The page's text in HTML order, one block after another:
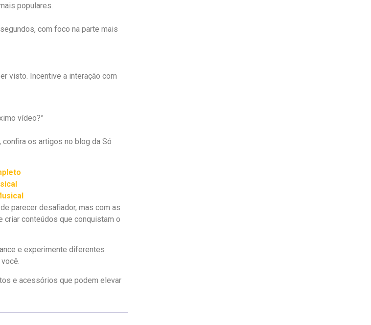
populares.
com foco na parte mais
visto. Incentive a interação com
vídeo?”
os artigos no blog da Só
parecer desafiador, mas com as
criar conteúdos que conquistam o
e experimente diferentes
e acessórios que podem elevar